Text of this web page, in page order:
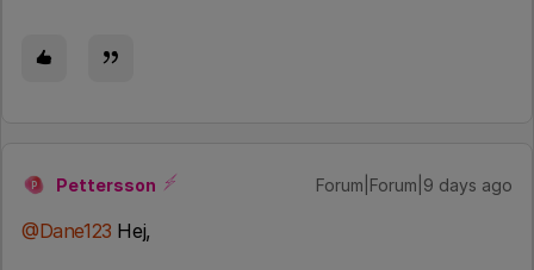
P Pettersson Forum|Forum|9 days ago
@Dane123 Hej,